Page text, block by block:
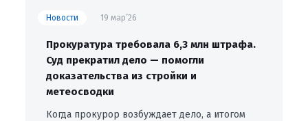
Новости 19 мар’26
Прокуратура требовала 6,3 млн штрафа.
Суд прекратил дело — помогли
доказательства из стройки и
метеосводки
Когда прокурор возбуждает дело, а итогом